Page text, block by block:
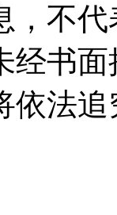
，不
经书
依法